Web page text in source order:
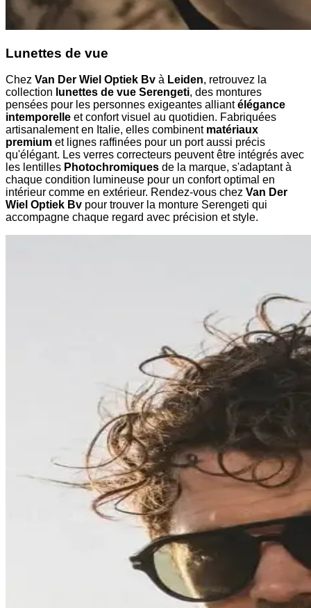
Lunettes de vue
Chez Van Der Wiel Optiek Bv à Leiden, retrouvez la
collection lunettes de vue Serengeti, des montures
pensées pour les personnes exigeantes alliantélégance
intemporelle et confort visuel au quotidien. Fabriquées
artisanalement en Italie, elles combinent matériaux
premium et lignes raffinées pour un port aussi précis
qu'élégant. Les verres correcteurs peuvent être intégrés avec
les lentilles Photochromiques de la marque, s'adaptant à
chaque condition lumineuse pour un confort optimal en
intérieur comme en extérieur. Rendez-vous chez Van Der
Wiel Optiek Bv pour trouver la monture Serengeti qui
accompagne chaque regard avec précision et style.